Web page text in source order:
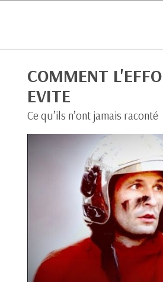
COMMENT
EVITE
Ce qu’ils n’ont jamais raconté